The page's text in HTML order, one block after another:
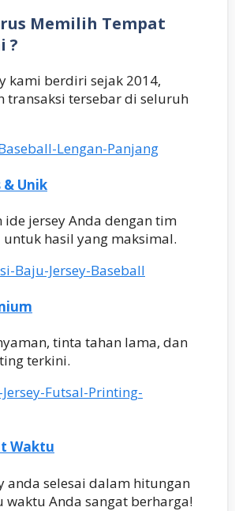
Memilih Tempat
?
kami berdiri sejak 2014,
transaksi tersebar di seluruh
& Unik
ide jersey Anda dengan tim
hasil yang maksimal.
tinta tahan lama, dan
terkini.
Waktu
anda selesai dalam hitungan
waktu Anda sangat berharga!